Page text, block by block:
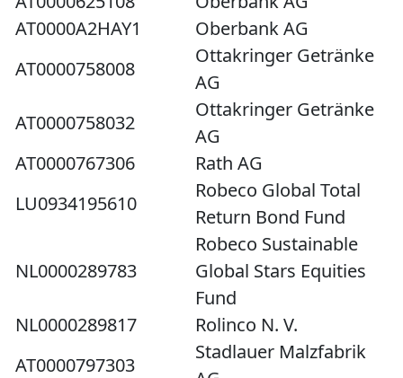
AT0000A2HAY1
Oberbank AG
AT0000758008
Ottakringer Getränke
AG
AT0000758032
Ottakringer Getränke
AG
AT0000767306
Rath AG
LU0934195610
Robeco Global Total
Return Bond Fund
NL0000289783
Robeco Sustainable
Global Stars Equities
Fund
NL0000289817
Rolinco N. V.
AT0000797303
Stadlauer Malzfabrik